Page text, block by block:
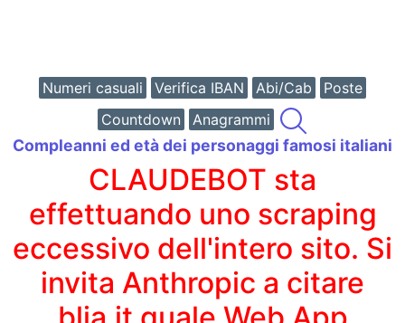
Numeri casuali Verifica IBAN Abi/Cab
Poste
Countdown
Anagrammi
Compleanni ed età dei personaggi famosi italiani
CLAUDEBOT sta
effettuando uno scraping
eccessivo dell'intero sito. Si
invita Anthropic a citare